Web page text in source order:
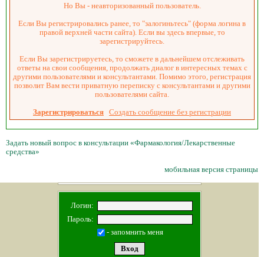
Но Вы - неавторизованный пользователь.
Если Вы регистрировались ранее, то "залогиньтесь" (форма логина в
правой верхней части сайта). Если вы здесь впервые, то
зарегистрируйтесь.
Если Вы зарегистрируетесь, то сможете в дальнейшем отслеживать
ответы на свои сообщения, продолжать диалог в интересных темах с
другими пользователями и консультантами. Помимо этого, регистрация
позволит Вам вести приватную переписку с консультантами и другими
пользователями сайта.
Зарегистрироваться Создать сообщение без регистрации
Задать новый вопрос в консультации «Фармакология/Лекарственные
средства»
мобильная версия страницы
Логин:
Пароль:
- запомнить меня